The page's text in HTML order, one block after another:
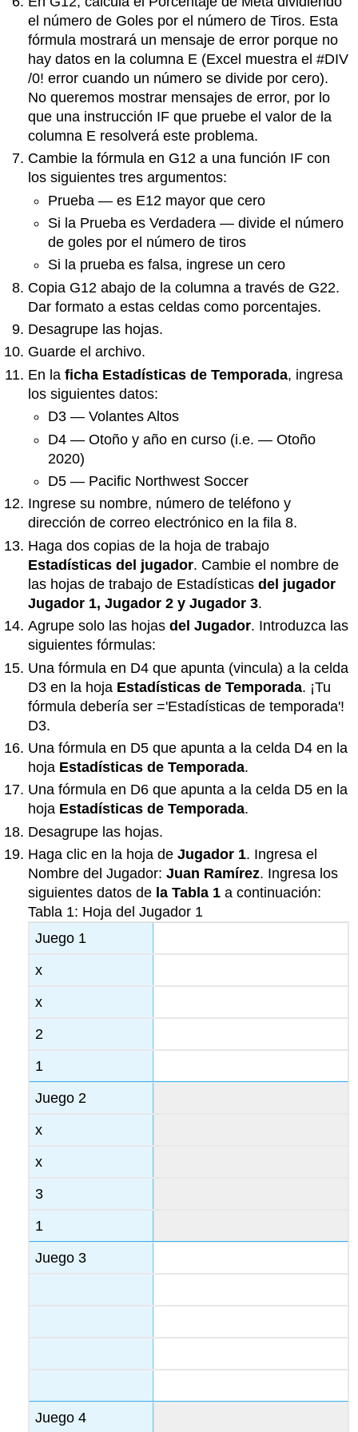
el número de Goles por el número de Tiros. Esta
fórmula mostrará un mensaje de error porque no
hay datos en la columna E (Excel muestra el #DIV
/0! error cuando un número se divide por cero).
No queremos mostrar mensajes de error, por lo
que una instrucción IF que pruebe el valor de la
columna E resolverá este problema.
Cambie la fórmula en G12 a una función IF con
los siguientes tres argumentos:
Prueba — es E12 mayor que cero
Si la Prueba es Verdadera — divide el número
de goles por el número de tiros
Si la prueba es falsa, ingrese un cero
Copia G12 abajo de la columna a través de G22.
Dar formato a estas celdas como porcentajes.
Desagrupe las hojas.
Guarde el archivo.
En laficha Estadísticas de Temporada, ingresa
los siguientes datos:
D3 — Volantes Altos
D4 — Otoño y año en curso (i.e. — Otoño
2020)
D5 — Pacific Northwest Soccer
Ingrese su nombre, número de teléfono y
dirección de correo electrónico en la fila 8.
Haga dos copias de la hoja de trabajo
Estadísticas del jugador. Cambie el nombre de
las hojas de trabajo de Estadísticasdel jugador
Jugador 1, Jugador 2 y Jugador 3.
Agrupe solo las hojasdel Jugador. Introduzca las
siguientes fórmulas:
Una fórmula en D4 que apunta (vincula) a la celda
D3 en la hoja Estadísticas de Temporada. ¡Tu
fórmula debería ser ='Estadísticas de temporada'!
D3.
Una fórmula en D5 que apunta a la celda D4 en la
hoja Estadísticas de Temporada.
Una fórmula en D6 que apunta a la celda D5 en la
hoja Estadísticas de Temporada.
Desagrupe las hojas.
Haga clic en la hoja deJugador 1. Ingresa el
Nombre del Jugador:Juan Ramírez. Ingresa los
siguientes datos de la Tabla 1 a continuación:
Tabla 1: Hoja del Jugador 1
Juego 1
x
x
2
1
Juego 2
x
x
3
1
Juego 3
Juego 4